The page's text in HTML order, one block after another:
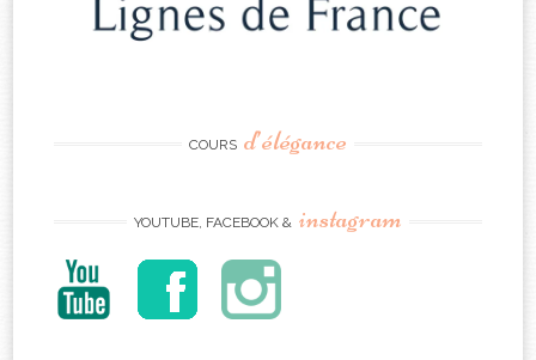
COURS d’élégance
YOUTUBE, FACEBOOK & instagram